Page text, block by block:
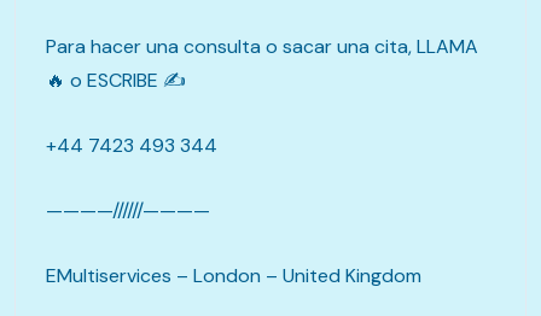
Para hacer una consulta o sacar una cita, LLAMA
🔥 o ESCRIBE ✍️
+44 7423 493 344
————//////————
EMultiservices – London – United Kingdom